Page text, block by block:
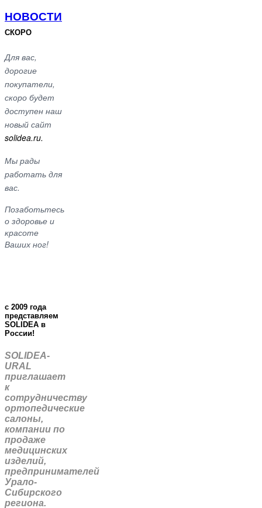
НОВОСТИ
СКОРО
Для вас,
дорогие
покупатели,
скоро будет
доступен наш
новый сайт
solidea.ru.
Мы рады
работать для
вас.
Позаботьтесь
о здоровье и
красоте
Ваших ног!
c 2009 года
представляем
SOLIDEA в
России!
SOLIDEA-
URAL
приглашает
к
сотрудничеству
ортопедические
салоны,
компании по
продаже
медицинских
изделий,
предпринимателей
Урало-
Сибирского
региона.